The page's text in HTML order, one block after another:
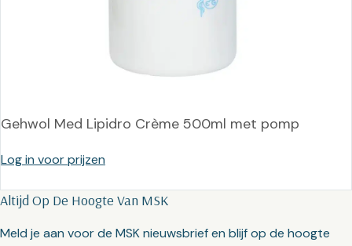
Gehwol Med Lipidro Crème 500ml met pomp
Log in voor prijzen
Altijd Op De Hoogte Van MSK
Meld je aan voor de MSK nieuwsbrief en blijf op de hoogte